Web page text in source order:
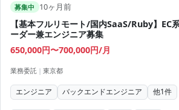
募集中 10ヶ月前
【基本フルリモート/国内SaaS/Ruby】EC
ーダー兼エンジニア募集
650,000円〜700,000円/月
業務委託 | 東京都
エンジニア バックエンドエンジニア 他1件